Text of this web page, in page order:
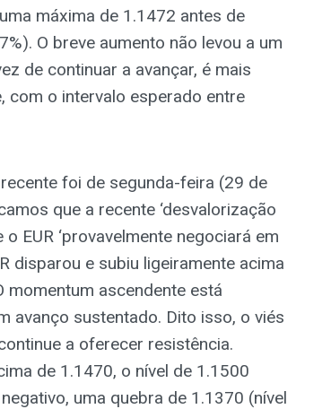
máxima de 1.1472 antes de
O breve aumento não levou a um
de continuar a avançar, é mais
com o intervalo esperado entre
foi de segunda-feira (29 de
que a recente ‘desvalorização
EUR ‘provavelmente negociará em
disparou e subiu ligeiramente acima
momentum ascendente está
avanço sustentado. Dito isso, o viés
a oferecer resistência.
de 1.1470, o nível de 1.1500
uma quebra de 1.1370 (nível